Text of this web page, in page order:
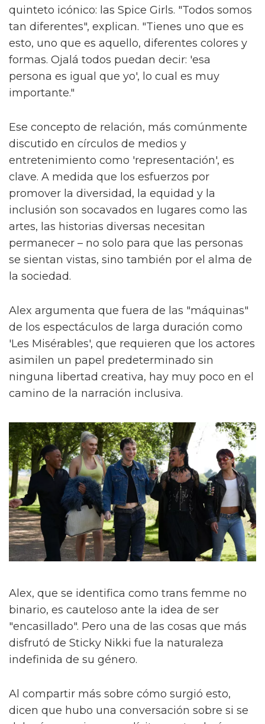
quinteto icónico: las Spice Girls. "Todos somos
tan diferentes", explican. "Tienes uno que es
esto, uno que es aquello, diferentes colores y
formas. Ojalá todos puedan decir: 'esa
persona es igual que yo', lo cual es muy
importante."
Ese concepto de relación, más comúnmente
discutido en círculos de medios y
entretenimiento como 'representación', es
clave. A medida que los esfuerzos por
promover la diversidad, la equidad y la
inclusión son socavados en lugares como las
artes, las historias diversas necesitan
permanecer – no solo para que las personas
se sientan vistas, sino también por el alma de
la sociedad.
Alex argumenta que fuera de las "máquinas"
de los espectáculos de larga duración como
'Les Misérables', que requieren que los actores
asimilen un papel predeterminado sin
ninguna libertad creativa, hay muy poco en el
camino de la narración inclusiva.
Alex, que se identifica como trans femme no
binario, es cauteloso ante la idea de ser
"encasillado". Pero una de las cosas que más
disfrutó de Sticky Nikki fue la naturaleza
indefinida de su género.
Al compartir más sobre cómo surgió esto,
dicen que hubo una conversación sobre si se